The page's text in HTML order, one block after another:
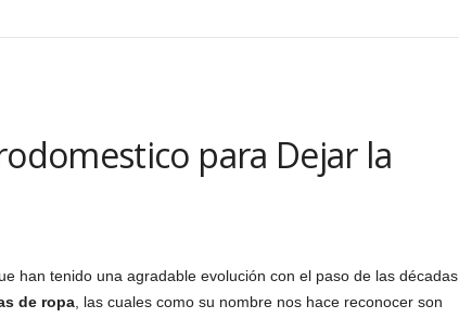
para Dejar la
han tenido una agradable evolución con el paso de las décadas
de ropa, las cuales como su nombre nos hace reconocer son